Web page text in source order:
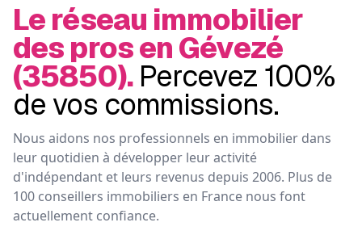
Le réseau immobilier
des pros en Gévezé
(35850). Percevez 100%
de vos commissions.
Nous aidons nos professionnels en immobilier dans
leur quotidien à développer leur activité
d'indépendant et leurs revenus depuis 2006. Plus de
100 conseillers immobiliers en France nous font
actuellement confiance.